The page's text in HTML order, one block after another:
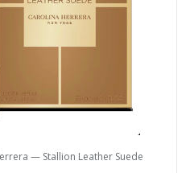
— Stallion Leather Suede